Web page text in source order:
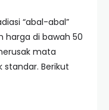
“abal-abal”
harga di bawah 50
mata
Berikut